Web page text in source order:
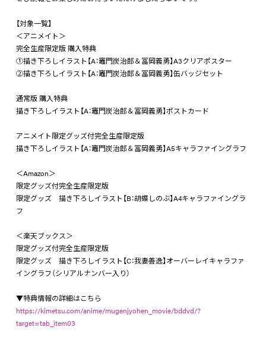
【対象一覧】
＜アニメイト＞
完全生産限定版 購入特典
①描き下ろしイラスト【A：竈門炭治郎＆冨岡義勇】A3クリアポスター
②描き下ろしイラスト【A：竈門炭治郎＆冨岡義勇】缶バッジセット
通常版 購入特典
描き下ろしイラスト【A：竈門炭治郎＆冨岡義勇】ポストカード
アニメイト限定グッズ付完全生産限定版
描き下ろしイラスト【A：竈門炭治郎＆冨岡義勇】A5キャラファイングラフ
＜Amazon＞
限定グッズ付完全生産限定版
限定グッズ 描き下ろしイラスト【B：胡蝶しのぶ】A4キャラファイングラ
フ
＜楽天ブックス＞
限定グッズ付完全生産限定版
限定グッズ 描き下ろしイラスト【C：我妻善逸】オーバーレイキャラファ
イングラフ（シリアルナンバー入り）
▼特典情報の詳細はこちら
https://kimetsu.com/anime/mugenjyohen_movie/bddvd/?
target=tab_item03